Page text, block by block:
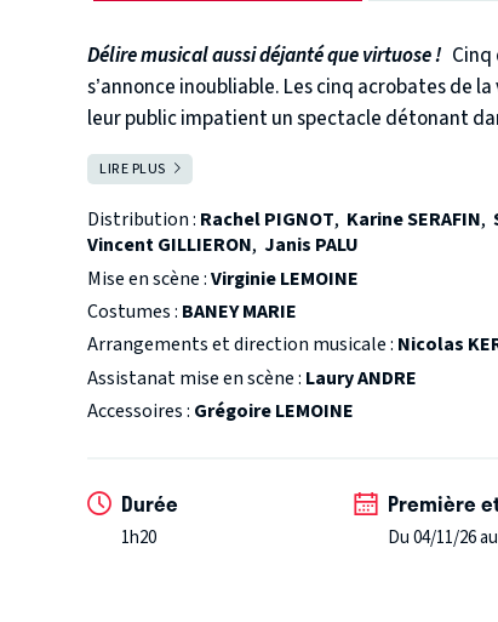
Délire musical aussi déjanté que virtuose !
s’annonce inoubliable. Les cinq acrobates de
leur public impatient un spectacle détonant
caractérisent.
Au programme : décors grandioses, costumes
interprétées du haut d’un trapèze en feu,
première, pour demain.
Comment ça, demain ? Pour Cinq de Coeur
été livré. La seule chose qui soit tout à fait
Comment Cinq de Coeur va-t-il s’en sortir ?
LIRE PLUS
Distribution : Rachel PIGNOT, Karine SERAFIN,
Vincent GILLIERON, Janis PALU
Mise en scène :Virginie LEMOINE
Costumes : BANEY MARIE
Arrangements et direction musicale : Nicolas
Assistanat mise en scène : Laury ANDRE
Accessoires : Grégoire LEMOINE
Durée
1h20
Première
Du 04/11/26